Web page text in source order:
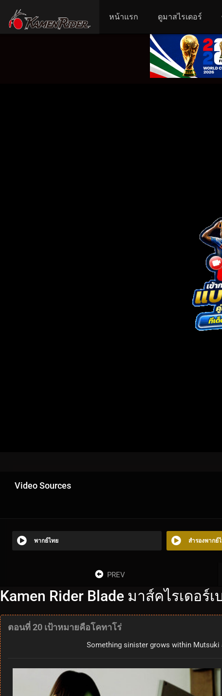
หน้าแรก ดูมาสไรเดอร์
Video Sources
พากย์ไทย สำรองพากย์
PREV
Kamen Rider Blade มาส์คไรเดอร์
ตอนที่ 20 เป้าหมายคือโคทาโร่
Something sinister grows within